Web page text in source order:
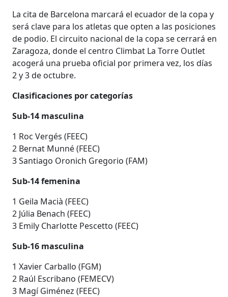
La cita de Barcelona marcará el ecuador de la copa y
será clave para los atletas que opten a las posiciones
de podio. El circuito nacional de la copa se cerrará en
Zaragoza, donde el centro Climbat La Torre Outlet
acogerá una prueba oficial por primera vez, los días
2 y 3 de octubre.
Clasificaciones por categorías
Sub-14 masculina
1 Roc Vergés (FEEC)
2 Bernat Munné (FEEC)
3 Santiago Oronich Gregorio (FAM)
Sub-14 femenina
1 Geila Macià (FEEC)
2 Júlia Benach (FEEC)
3 Emily Charlotte Pescetto (FEEC)
Sub-16 masculina
1 Xavier Carballo (FGM)
2 Raúl Escribano (FEMECV)
3 Magí Giménez (FEEC)